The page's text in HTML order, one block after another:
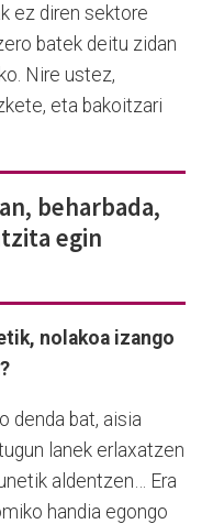
ez diren sektore
batek deitu zidan
Nire ustez,
eta bakoitzari
beharbada,
egin
nolakoa izango
denda bat, aisia
lanek erlaxatzen
aldentzen… Era
handia egongo